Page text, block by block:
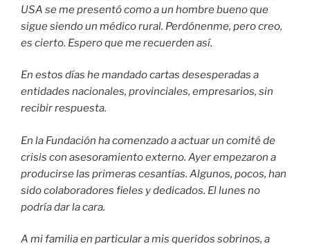
USA se me presentó como a un hombre bueno que
sigue siendo un médico rural. Perdónenme, pero creo,
es cierto. Espero que me recuerden así.
En estos días he mandado cartas desesperadas a
entidades nacionales, provinciales, empresarios, sin
recibir respuesta.
En la Fundación ha comenzado a actuar un comité de
crisis con asesoramiento externo. Ayer empezaron a
producirse las primeras cesantías. Algunos, pocos, han
sido colaboradores fieles y dedicados. El lunes no
podría dar la cara.
A mi familia en particular a mis queridos sobrinos, a